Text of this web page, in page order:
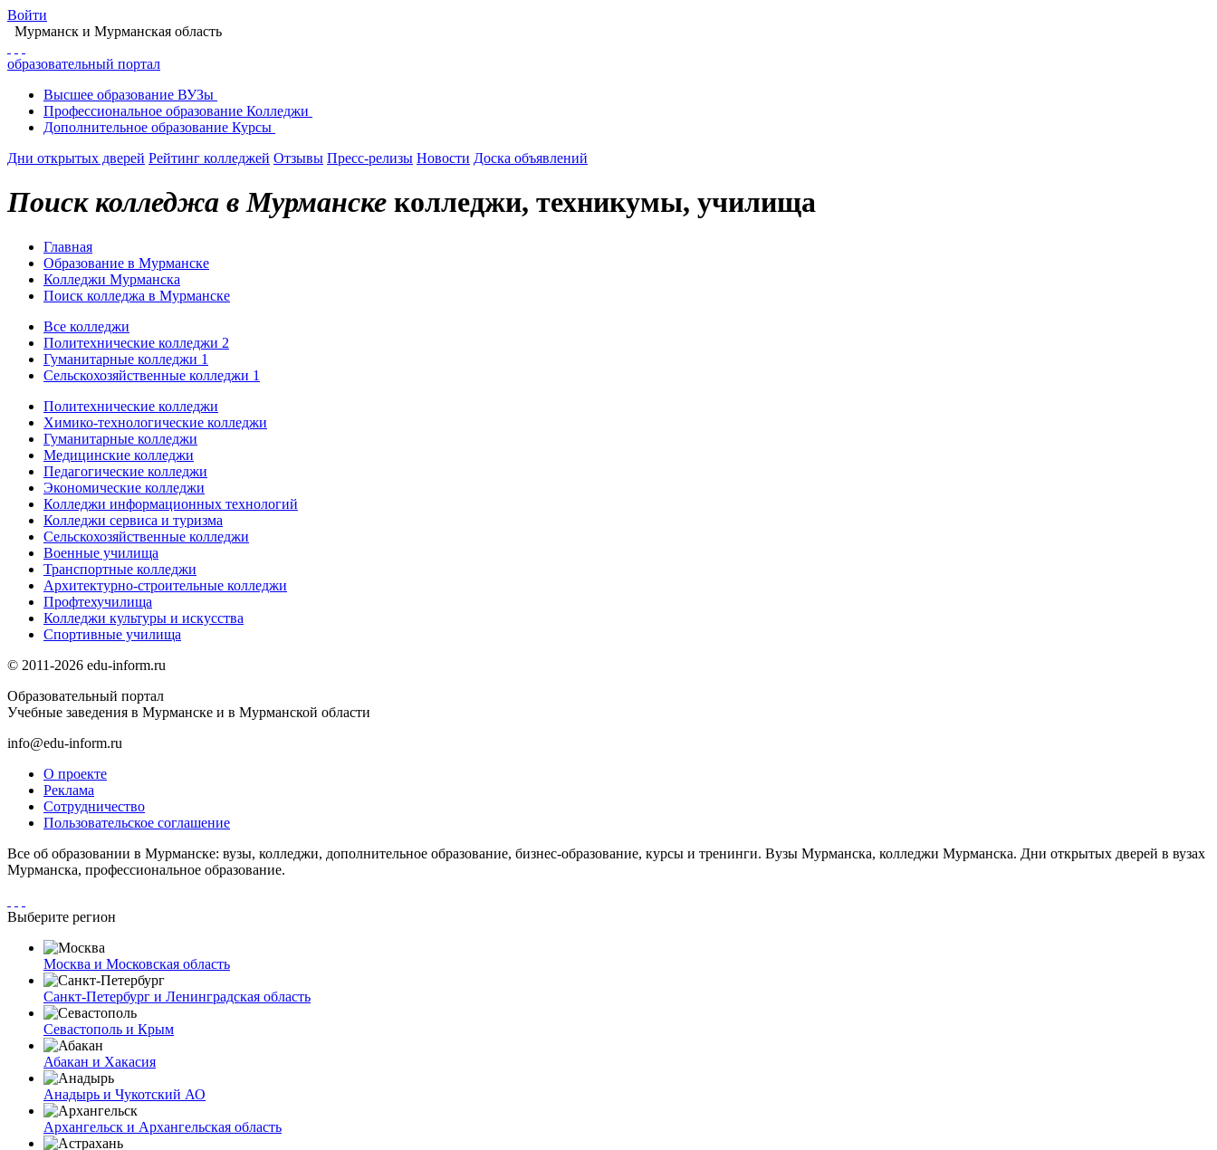
Войти
Мурманск и Мурманская область
образовательный портал
Высшее образование ВУЗы
Профессиональное образование Колледжи
Дополнительное образование Курсы
Дни открытых дверей Рейтинг колледжей Отзывы Пресс-релизы Новости Доска объявлений
Поиск колледжа в Мурманске колледжи, техникумы, училища
Главная
Образование в Мурманске
Колледжи Мурманска
Поиск колледжа в Мурманске
Все колледжи
Политехнические колледжи 2
Гуманитарные колледжи 1
Сельскохозяйственные колледжи 1
Политехнические колледжи
Химико-технологические колледжи
Гуманитарные колледжи
Медицинские колледжи
Педагогические колледжи
Экономические колледжи
Колледжи информационных технологий
Колледжи сервиса и туризма
Сельскохозяйственные колледжи
Военные училища
Транспортные колледжи
Архитектурно-строительные колледжи
Профтехучилища
Колледжи культуры и искусства
Спортивные училища
© 2011-2026 edu-inform.ru
Образовательный портал
Учебные заведения в Мурманске и в Мурманской области
info@edu-inform.ru
О проекте
Реклама
Сотрудничество
Пользовательское соглашение
Все об образовании в Мурманске: вузы, колледжи, дополнительное образование, бизнес-образование, курсы и тренинги. Вузы Мурманска, колледжи Мурманска. Дни открытых дверей в вузах
Мурманска, профессиональное образование.
Выберите регион
Москва и Московская область
Санкт-Петербург и Ленинградская область
Севастополь и Крым
Абакан и Хакасия
Анадырь и Чукотский АО
Архангельск и Архангельская область